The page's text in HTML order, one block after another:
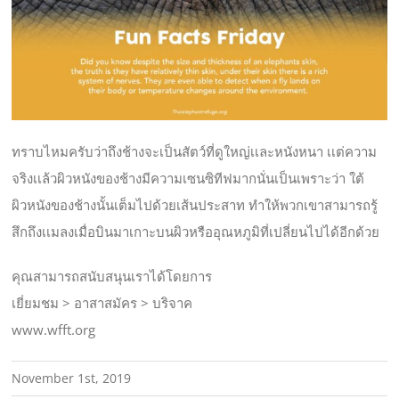
ทราบไหมครับว่าถึงช้างจะเป็นสัตว์ที่ดูใหญ่เเละหนังหนา เเต่ความ
จริงเเล้วผิวหนังของช้างมีความเซนซิทีฟมากนั่นเป็นเพราะว่า ใต้
ผิวหนังของช้างนั้นเต็มไปด้วยเส้นประสาท ทำให้พวกเขาสามารถรู้
สึกถึงเเมลงเมื่อบินมาเกาะบนผิวหรืออุณหภูมิที่เปลี่ยนไปได้อีกด้วย
คุณสามารถสนับสนุนเราได้โดยการ
เยี่ยมชม > อาสาสมัคร > บริจาค
www.wfft.org
November 1st, 2019